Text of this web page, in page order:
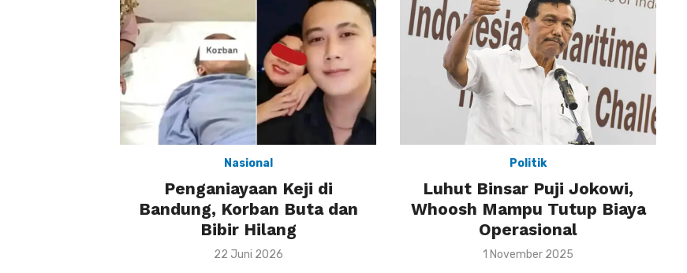
Nasional
Penganiayaan Keji di
Bandung, Korban Buta dan
Bibir Hilang
Posted
22 Juni 2026
Politik
Luhut Binsar Puji Jokowi,
Whoosh Mampu Tutup Biaya
Operasional
Posted
1 November 2025